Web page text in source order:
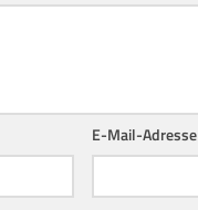
E-Mail-Adresse